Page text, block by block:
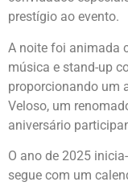
prestígio ao evento.
A noite foi animada
música e stand-up
proporcionando um
Veloso, um
aniversário
O ano de 2025
segue com um